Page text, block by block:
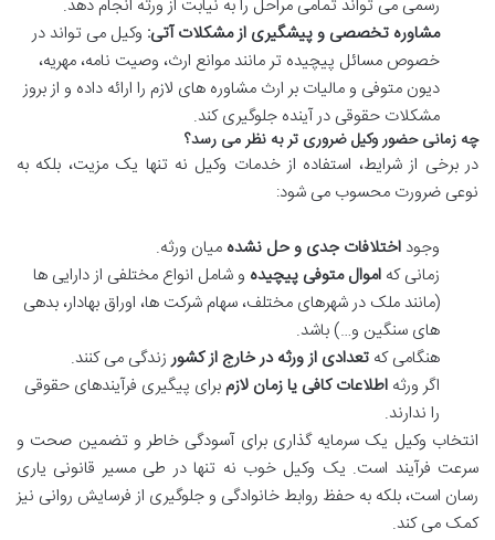
رسمی می تواند تمامی مراحل را به نیابت از ورثه انجام دهد.
مشاوره تخصصی و پیشگیری از مشکلات آتی: وکیل می تواند در
خصوص مسائل پیچیده تر مانند موانع ارث، وصیت نامه، مهریه،
دیون متوفی و مالیات بر ارث مشاوره های لازم را ارائه داده و از بروز
مشکلات حقوقی در آینده جلوگیری کند.
چه زمانی حضور وکیل ضروری تر به نظر می رسد؟
در برخی از شرایط، استفاده از خدمات وکیل نه تنها یک مزیت، بلکه به
نوعی ضرورت محسوب می شود:
وجود اختلافات جدی و حل نشده میان ورثه.
زمانی که اموال متوفی پیچیده و شامل انواع مختلفی از دارایی ها
(مانند ملک در شهرهای مختلف، سهام شرکت ها، اوراق بهادار، بدهی
های سنگین و…) باشد.
هنگامی که تعدادی از ورثه در خارج از کشورزندگی می کنند.
اگر ورثه اطلاعات کافی یا زمان لازم برای پیگیری فرآیندهای حقوقی
را ندارند.
انتخاب وکیل یک سرمایه گذاری برای آسودگی خاطر و تضمین صحت و
سرعت فرآیند است. یک وکیل خوب نه تنها در طی مسیر قانونی یاری
رسان است، بلکه به حفظ روابط خانوادگی و جلوگیری از فرسایش روانی نیز
کمک می کند.